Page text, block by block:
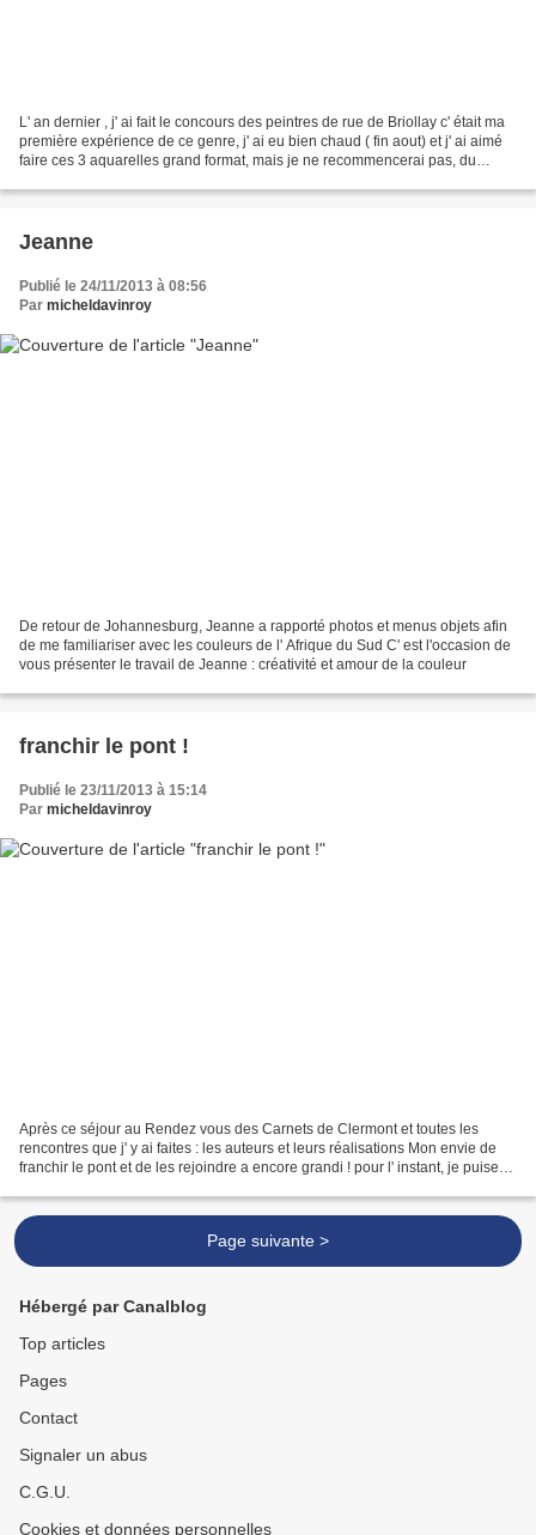
L' an dernier , j' ai fait le concours des peintres de rue de Briollay c' était ma
première expérience de ce genre, j' ai eu bien chaud ( fin aout) et j' ai aimé
faire ces 3 aquarelles grand format, mais je ne recommencerai pas, du
Jeanne
Publié le 24/11/2013 à 08:56
Par micheldavinroy
De retour de Johannesburg, Jeanne a rapporté photos et menus objets afin
de me familiariser avec les couleurs de l' Afrique du Sud C' est l'occasion de
vous présenter le travail de Jeanne : créativité et amour de la couleur
franchir le pont !
Publié le 23/11/2013 à 15:14
Par micheldavinroy
Après ce séjour au Rendez vous des Carnets de Clermont et toutes les
rencontres que j' y ai faites : les auteurs et leurs réalisations Mon envie de
franchir le pont et de les rejoindre a encore grandi ! pour l' instant, je puise
Page suivante >
Hébergé par Canalblog
Top articles
Pages
Contact
Signaler un abus
C.G.U.
Cookies et données personnelles